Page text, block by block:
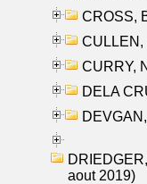
CROSS,
CULLEN,
CURRY,
DELA
aout 2019)